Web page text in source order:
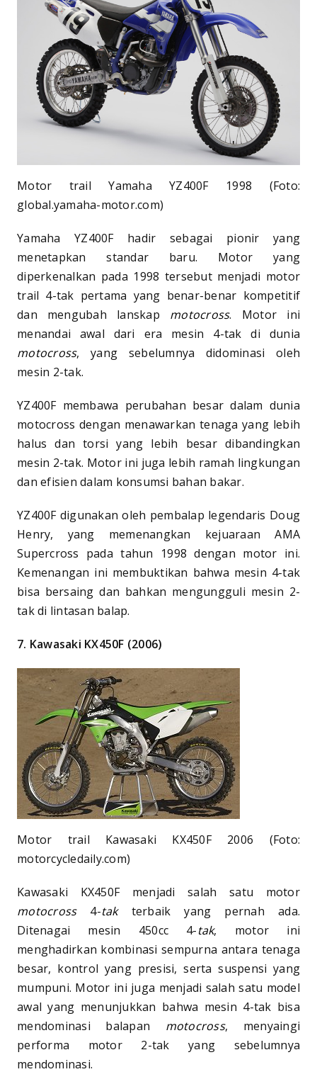
Motor trail Yamaha YZ400F 1998 (Foto:
global.yamaha-motor.com)
Yamaha YZ400F hadir sebagai pionir yang
menetapkan standar baru. Motor yang
diperkenalkan pada 1998 tersebut menjadi motor
trail 4-tak pertama yang benar-benar kompetitif
dan mengubah lanskap motocross. Motor ini
menandai awal dari era mesin 4-tak di dunia
motocross, yang sebelumnya didominasi oleh
mesin 2-tak.
YZ400F membawa perubahan besar dalam dunia
motocross dengan menawarkan tenaga yang lebih
halus dan torsi yang lebih besar dibandingkan
mesin 2-tak. Motor ini juga lebih ramah lingkungan
dan efisien dalam konsumsi bahan bakar.
YZ400F digunakan oleh pembalap legendaris Doug
Henry, yang memenangkan kejuaraan AMA
Supercross pada tahun 1998 dengan motor ini.
Kemenangan ini membuktikan bahwa mesin 4-tak
bisa bersaing dan bahkan mengungguli mesin 2-
tak di lintasan balap.
7. Kawasaki KX450F (2006)
Motor trail Kawasaki KX450F 2006 (Foto:
motorcycledaily.com)
Kawasaki KX450F menjadi salah satu motor
motocross 4-takterbaik yang pernah ada.
Ditenagai mesin 450cc 4-tak, motor ini
menghadirkan kombinasi sempurna antara tenaga
besar, kontrol yang presisi, serta suspensi yang
mumpuni. Motor ini juga menjadi salah satu model
awal yang menunjukkan bahwa mesin 4-tak bisa
mendominasi balapan motocross, menyaingi
performa motor 2-tak yang sebelumnya
mendominasi.